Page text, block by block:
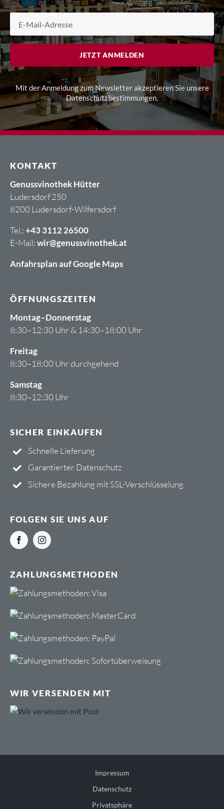
JETZT ANMELDEN
Mit der Anmeldung zum Newsletter akzeptieren Sie unsere
Datenschutzbestimmungen.
KONTAKT
Genussvinothek Hütter
Ludersdorf 250
8200 Ludersdorf-Wilfersdorf
Tel.:+43 3112 26500
E-Mail:wir@genussvinothek.at
Anfahrsplan auf Google Maps
ÖFFNUNGSZEITEN
Montag–Donnerstag
8:30–12:30 Uhr & 14:30–18:00 Uhr
Freitag
8:30–18:00 Uhr durchgehend
Samstag
8:30–12:30 Uhr
SICHER EINKAUFEN
Schnelle Lieferung
Garantierter Datenschutz
Sichere Bezahlung mitSSL-Verschlüsselung
FOLGEN SIE UNS AUF
ZAHLUNGSMETHODEN
WIR VERSENDEN MIT
Impressum
Datenschutz
Privatsphäre